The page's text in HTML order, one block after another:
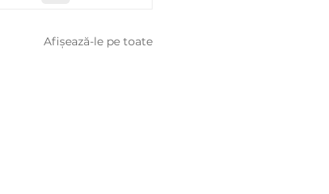
Afișează-le pe toate